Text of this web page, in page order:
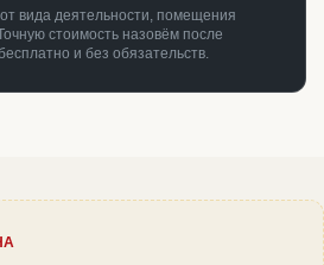
вида деятельности, помещения
стоимость назовём после
и без обязательств.